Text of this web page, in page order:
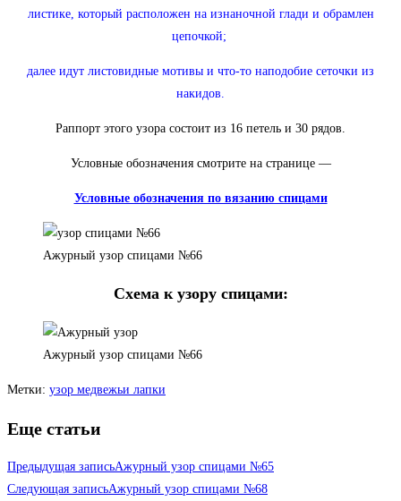
листике, который расположен на изнаночной глади и обрамлен
цепочкой;
далее идут листовидные мотивы и что-то наподобие сеточки из
накидов.
Раппорт этого узора состоит из 16 петель и 30 рядов.
Условные обозначения смотрите на странице —
Условные обозначения по вязанию спицами
Ажурный узор спицами №66
Схема к узору спицами:
Ажурный узор спицами №66
Метки: узор медвежьи лапки
Еще статьи
Предыдущая записьАжурный узор спицами №65
Следующая записьАжурный узор спицами №68